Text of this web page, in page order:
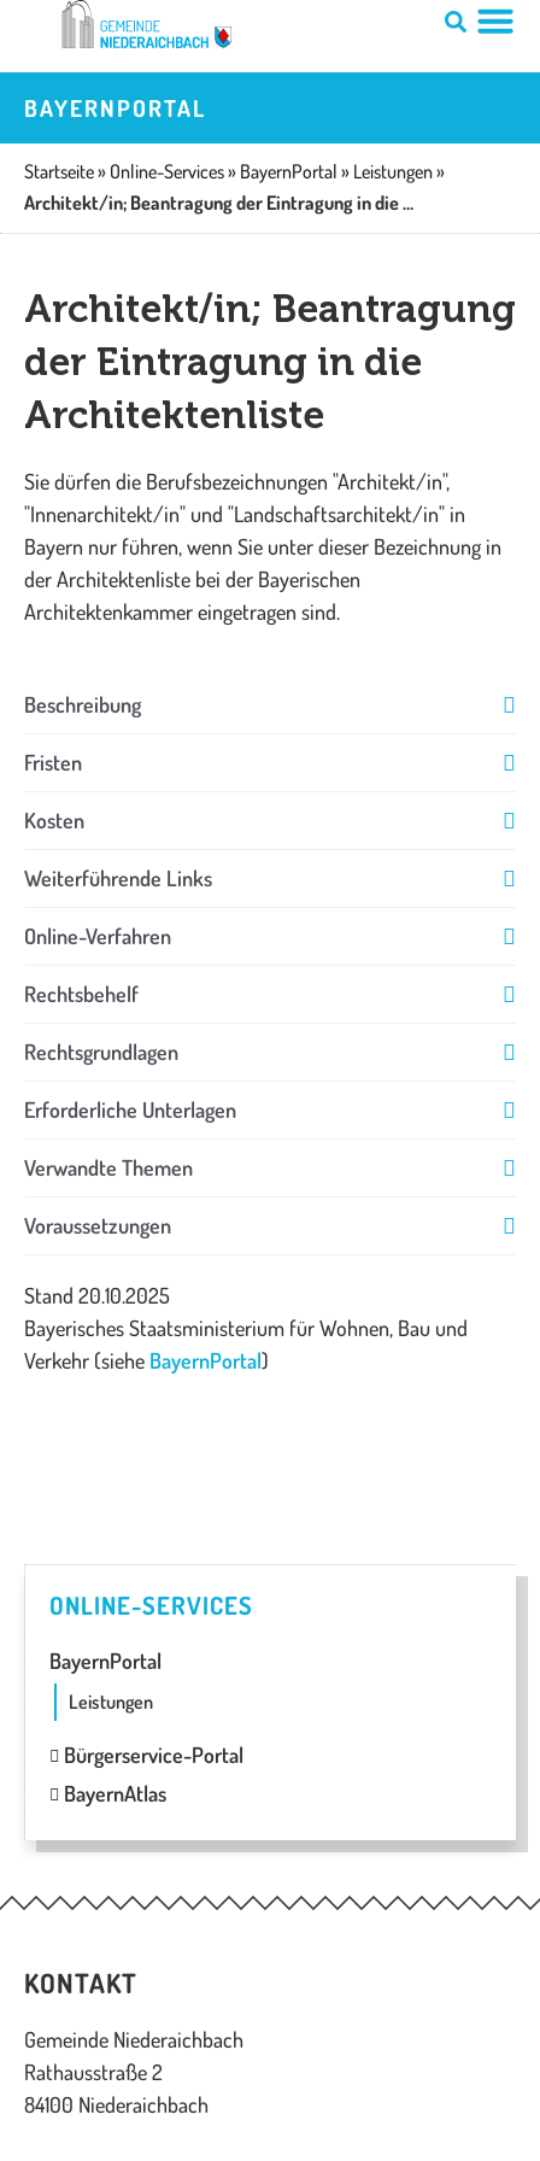
springen
BAYERNPORTAL
Startseite» Online-Services» BayernPortal » Leistungen»
Architekt/in; Beantragung der Eintragung in die Architektenliste
Architekt/in; Beantragung
der Eintragung in die
Architektenliste
Sie dürfen die Berufsbezeichnungen "Architekt/in",
"Innenarchitekt/in" und "Landschaftsarchitekt/in" in
Bayern nur führen, wenn Sie unter dieser Bezeichnung in
der Architektenliste bei der Bayerischen
Architektenkammer eingetragen sind.
Beschreibung
Fristen
Kosten
Weiterführende Links
Online-Verfahren
Rechtsbehelf
Rechtsgrundlagen
Erforderliche Unterlagen
Verwandte Themen
Voraussetzungen
Stand 20.10.2025
Bayerisches Staatsministerium für Wohnen, Bau und
Verkehr (siehe BayernPortal)
ONLINE-SERVICES
BayernPortal
Leistungen
Bürgerservice-Portal
BayernAtlas
KONTAKT
Gemeinde Niederaichbach
Rathausstraße 2
84100 Niederaichbach